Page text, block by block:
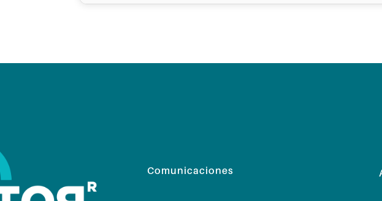
Comunicaciones